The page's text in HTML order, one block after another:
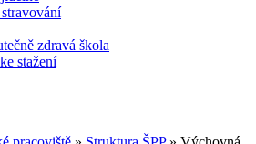
zdravá škola
stažení